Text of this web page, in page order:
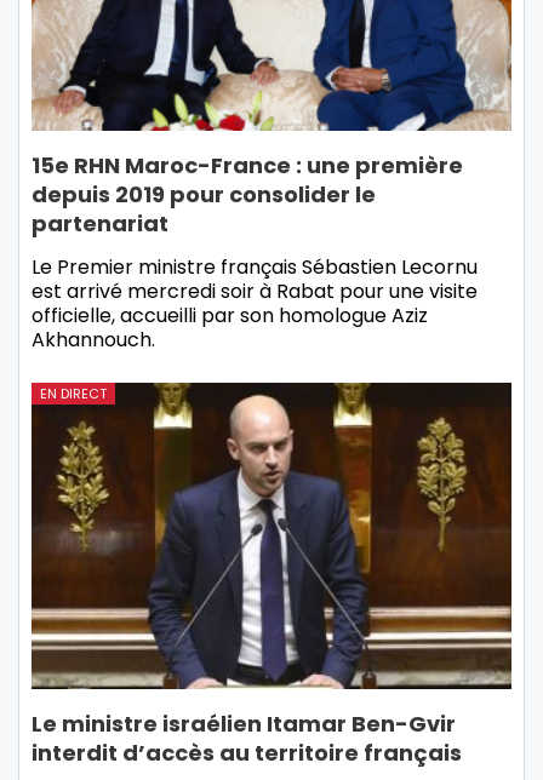
15e RHN Maroc-France : une première
depuis 2019 pour consolider le
partenariat
Le Premier ministre français Sébastien Lecornu
est arrivé mercredi soir à Rabat pour une visite
officielle, accueilli par son homologue Aziz
Akhannouch.
EN DIRECT
Le ministre israélien Itamar Ben-Gvir
interdit d’accès au territoire français